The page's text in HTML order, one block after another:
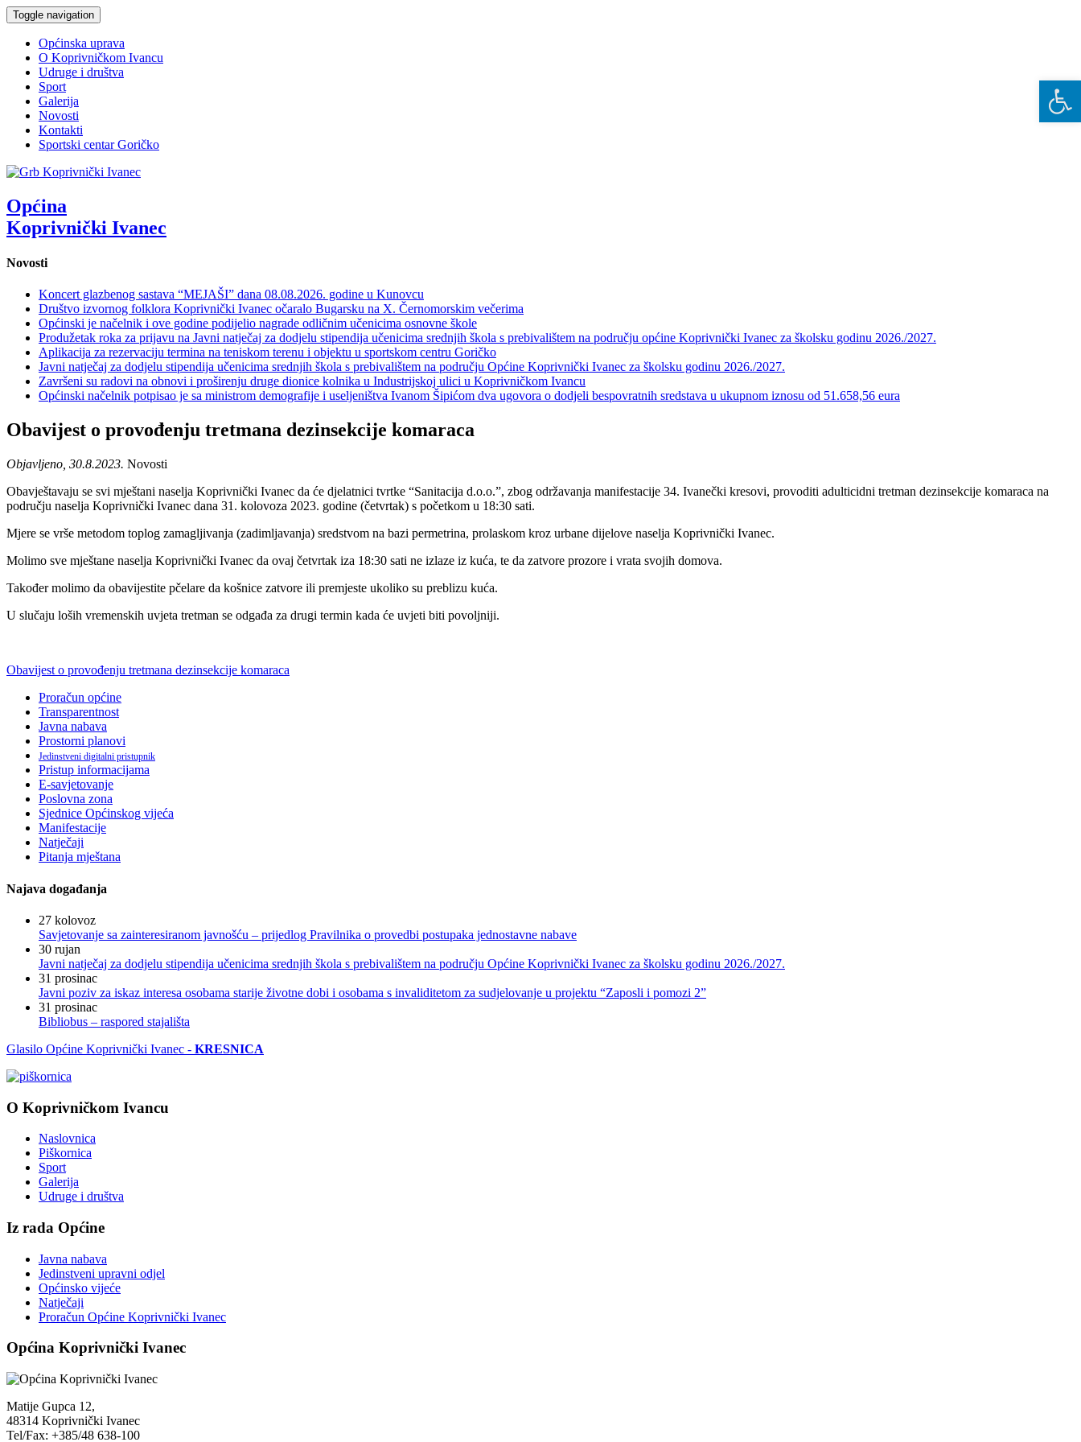
Toggle navigation
Općinska uprava
O Koprivničkom Ivancu
Udruge i društva
Sport
Galerija
Novosti
Kontakti
Sportski centar Goričko
Općina
Koprivnički Ivanec
Novosti
Koncert glazbenog sastava “MEJAŠI” dana 08.08.2026. godine u Kunovcu
Društvo izvornog folklora Koprivnički Ivanec očaralo Bugarsku na X. Černomorskim večerima
Općinski je načelnik i ove godine podijelio nagrade odličnim učenicima osnovne škole
Produžetak roka za prijavu na Javni natječaj za dodjelu stipendija učenicima srednjih škola s prebivalištem na području općine Koprivnički Ivanec za školsku godinu 2026./2027.
Aplikacija za rezervaciju termina na teniskom terenu i objektu u sportskom centru Goričko
Javni natječaj za dodjelu stipendija učenicima srednjih škola s prebivalištem na području Općine Koprivnički Ivanec za školsku godinu 2026./2027.
Završeni su radovi na obnovi i proširenju druge dionice kolnika u Industrijskoj ulici u Koprivničkom Ivancu
Općinski načelnik potpisao je sa ministrom demografije i useljeništva Ivanom Šipićom dva ugovora o dodjeli bespovratnih sredstava u ukupnom iznosu od 51.658,56 eura
Obavijest o provođenju tretmana dezinsekcije komaraca
Objavljeno, 30.8.2023. Novosti
Obavještavaju se svi mještani naselja Koprivnički Ivanec da će djelatnici tvrtke “Sanitacija d.o.o.”, zbog održavanja manifestacije 34. Ivanečki kresovi, provoditi adulticidni tretman dezinsekcije komaraca na
području naselja Koprivnički Ivanec dana 31. kolovoza 2023. godine (četvrtak) s početkom u 18:30 sati.
Mjere se vrše metodom toplog zamagljivanja (zadimljavanja) sredstvom na bazi permetrina, prolaskom kroz urbane dijelove naselja Koprivnički Ivanec.
Molimo sve mještane naselja Koprivnički Ivanec da ovaj četvrtak iza 18:30 sati ne izlaze iz kuća, te da zatvore prozore i vrata svojih domova.
Također molimo da obavijestite pčelare da košnice zatvore ili premjeste ukoliko su preblizu kuća.
U slučaju loših vremenskih uvjeta tretman se odgađa za drugi termin kada će uvjeti biti povoljniji.
Obavijest o provođenju tretmana dezinsekcije komaraca
Proračun općine
Transparentnost
Javna nabava
Prostorni planovi
Jedinstveni digitalni pristupnik
Pristup informacijama
E-savjetovanje
Poslovna zona
Sjednice Općinskog vijeća
Manifestacije
Natječaji
Pitanja mještana
Najava događanja
27 kolovoz
Savjetovanje sa zainteresiranom javnošću – prijedlog Pravilnika o provedbi postupaka jednostavne nabave
30 rujan
Javni natječaj za dodjelu stipendija učenicima srednjih škola s prebivalištem na području Općine Koprivnički Ivanec za školsku godinu 2026./2027.
31 prosinac
Javni poziv za iskaz interesa osobama starije životne dobi i osobama s invaliditetom za sudjelovanje u projektu “Zaposli i pomozi 2”
31 prosinac
Bibliobus – raspored stajališta
Glasilo Općine Koprivnički Ivanec - KRESNICA
O Koprivničkom Ivancu
Naslovnica
Piškornica
Sport
Galerija
Udruge i društva
Iz rada Općine
Javna nabava
Jedinstveni upravni odjel
Općinsko vijeće
Natječaji
Proračun Općine Koprivnički Ivanec
Općina Koprivnički Ivanec
Matije Gupca 12,
48314 Koprivnički Ivanec
Tel/Fax: +385/48 638-100